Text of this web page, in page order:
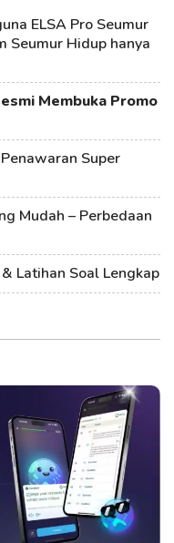
ELSA Pro Seumur
Seumur Hidup hanya
Membuka Promo
Super
Mudah – Perbedaan
Latihan Soal Lengkap